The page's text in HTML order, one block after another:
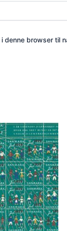
denne browser til